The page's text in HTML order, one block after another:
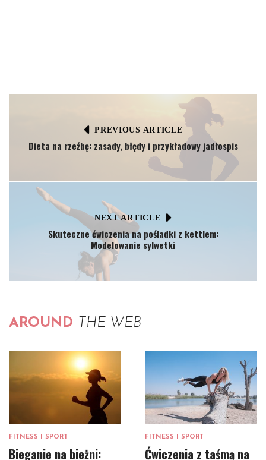
PREVIOUS ARTICLE
Dieta na rzeźbę: zasady, błędy i przykładowy jadłospis
NEXT ARTICLE
Skuteczne ćwiczenia na pośladki z kettlem:
Modelowanie sylwetki
AROUND THE WEB
FITNESS I SPORT
Bieganie na bieżni:
FITNESS I SPORT
Ćwiczenia z taśmą na